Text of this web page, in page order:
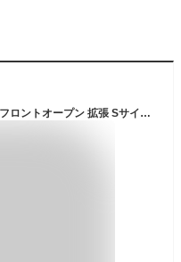
【43％OFF】スーツケース ストッパー フロントオープン 拡張 Sサイズ 機内持ち込み 大容量 40L(45L) 軽量 HINOMOTO 静音 ダブルキャスター ビジネス 出張 修学旅行 高性能 多機能 割引 キャリーケース キャリーバッグ 2泊 3泊 4泊